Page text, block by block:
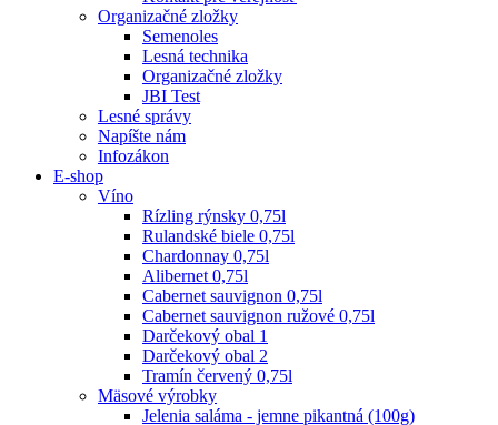
Organizačné zložky
Semenoles
Lesná technika
Organizačné zložky
JBI Test
Lesné správy
Napíšte nám
Infozákon
E-shop
Víno
Rízling rýnsky 0,75l
Rulandské biele 0,75l
Chardonnay 0,75l
Alibernet 0,75l
Cabernet sauvignon 0,75l
Cabernet sauvignon ružové 0,75l
Darčekový obal 1
Darčekový obal 2
Tramín červený 0,75l
Mäsové výrobky
Jelenia saláma - jemne pikantná (100g)